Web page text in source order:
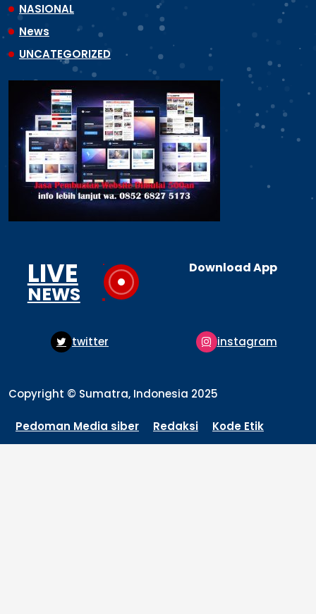
NASIONAL
News
UNCATEGORIZED
LIVE
NEWS
Download App
instagram
Copyright © Sumatra, Indonesia 2025
Pedoman Media siber Redaksi Kode Etik